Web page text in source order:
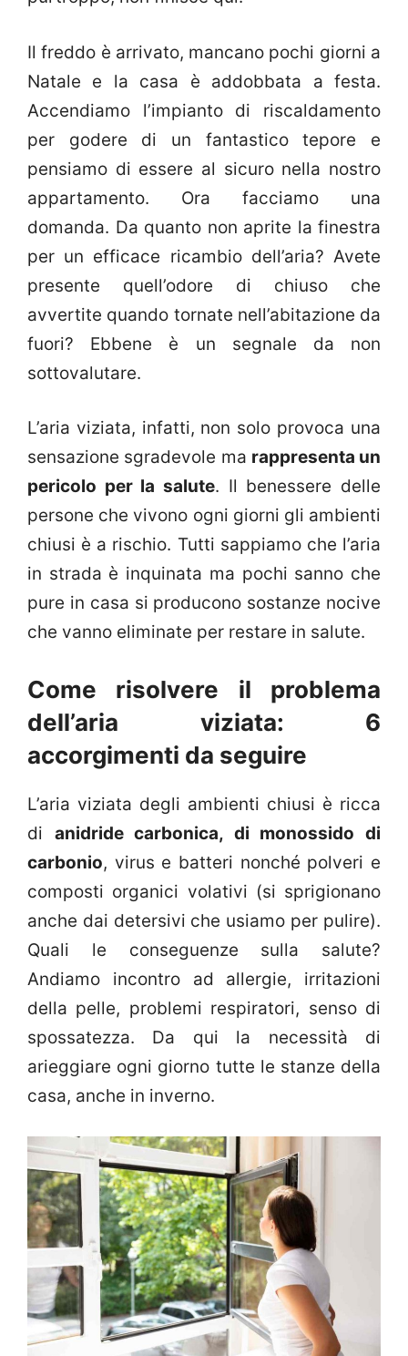
Il freddo è arrivato, mancano pochi giorni a
Natale e la casa è addobbata a festa.
Accendiamo l’impianto di riscaldamento
per godere di un fantastico tepore e
pensiamo di essere al sicuro nella nostro
appartamento. Ora facciamo una
domanda. Da quanto non aprite la finestra
per un efficace ricambio dell’aria? Avete
presente quell’odore di chiuso che
avvertite quando tornate nell’abitazione da
fuori? Ebbene è un segnale da non
sottovalutare.
L’aria viziata, infatti, non solo provoca una
sensazione sgradevole ma rappresenta un
pericolo per la salute. Il benessere delle
persone che vivono ogni giorni gli ambienti
chiusi è a rischio. Tutti sappiamo che l’aria
in strada è inquinata ma pochi sanno che
pure in casa si producono sostanze nocive
che vanno eliminate per restare in salute.
Come risolvere il problema
dell’aria viziata: 6
accorgimenti da seguire
L’aria viziata degli ambienti chiusi è ricca
di anidride carbonica, di monossido di
carbonio, virus e batteri nonché polveri e
composti organici volativi (si sprigionano
anche dai detersivi che usiamo per pulire).
Quali le conseguenze sulla salute?
Andiamo incontro ad allergie, irritazioni
della pelle, problemi respiratori, senso di
spossatezza. Da qui la necessità di
arieggiare ogni giorno tutte le stanze della
casa, anche in inverno.